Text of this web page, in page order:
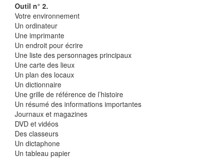
Outil n° 2.
Votre environnement
Un ordinateur
Une imprimante
Un endroit pour écrire
Une liste des personnages principaux
Une carte des lieux
Un plan des locaux
Un dictionnaire
Une grille de référence de l’histoire
Un résumé des informations importantes
Journaux et magazines
DVD et vidéos
Des classeurs
Un dictaphone
Un tableau papier